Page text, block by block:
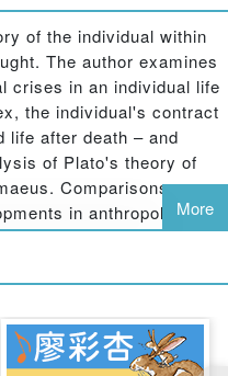
of the individual within
The author examines
crises in an individual life
the individual's contract
life after death – and
of Plato's theory of
Comparisons are
in anthropology,
but without losing sight
much to say to the
More